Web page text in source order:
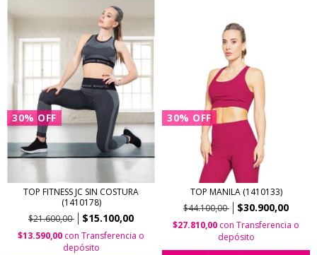
30% OFF
TOP FITNESS JC SIN COSTURA
(1410178)
$21.600,00
$15.100,00
$13.590,00 con Transferencia o
depósito
30% OFF
TOP MANILA (1410133)
$44.100,00
$30.900,00
$27.810,00 con Transferencia o
depósito